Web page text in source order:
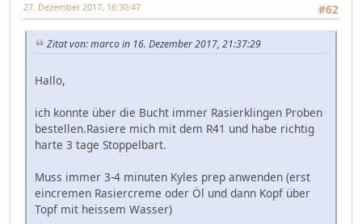
#62
27. Dezember 2017, 16:30:47
Zitat von: marco in 16. Dezember 2017, 21:37:29
Hallo,
ich konnte über die Bucht immer Rasierklingen Proben
bestellen.Rasiere mich mit dem R41 und habe richtig
harte 3 tage Stoppelbart.
Muss immer 3-4 minuten Kyles prep anwenden (erst
eincremen Rasiercreme oder Öl und dann Kopf über
Topf mit heissem Wasser)